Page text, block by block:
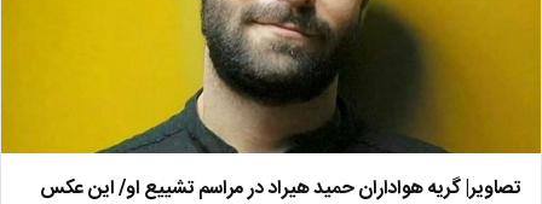
تصاویر| گریه هواداران حمید هیراد در مراسم تشییع او/ این عکس